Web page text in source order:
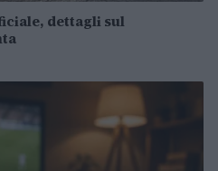
dettagli sul